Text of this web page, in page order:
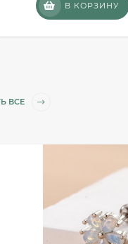
В КОРЗИНУ
ВСЕ